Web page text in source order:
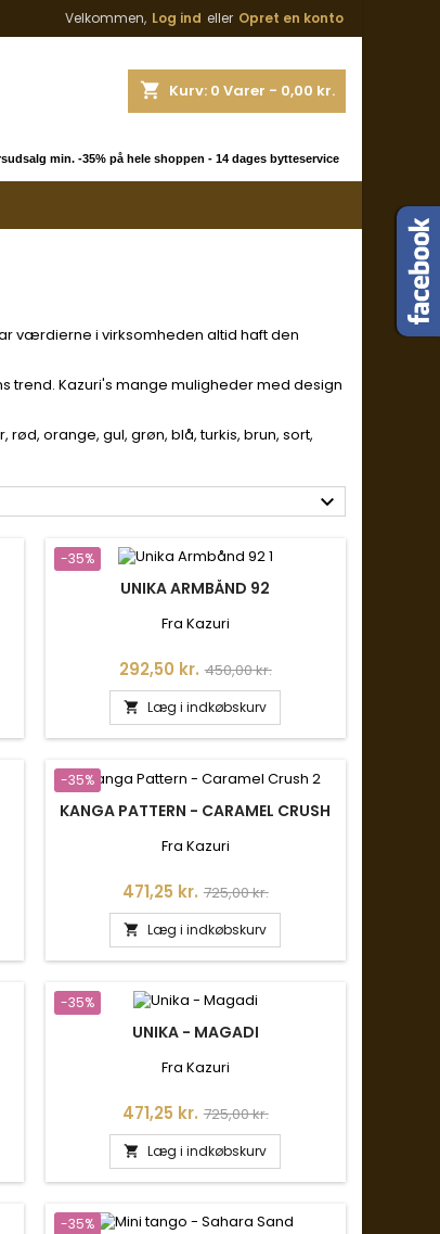
Velkommen, Log ind eller Opret en konto
shopping_cart Kurv: 0 Varer - 0,00 kr.
min. -35% på hele shoppen - 14 dages bytteservice
værdierne i virksomheden altid haft den
trend. Kazuri's mange muligheder med design
orange, gul, grøn, blå, turkis, brun, sort,

-35%
UNIKA ARMBÅND 92
Fra Kazuri
Pris
292,50 kr. Normalpris
450,00 kr.
 Læg i indkøbskurv
-35%
KANGA PATTERN - CARAMEL CRUSH
Fra Kazuri
Pris
471,25 kr. Normalpris
725,00 kr.
 Læg i indkøbskurv
-35%
UNIKA - MAGADI
Fra Kazuri
Pris
471,25 kr. Normalpris
725,00 kr.
 Læg i indkøbskurv
-35%